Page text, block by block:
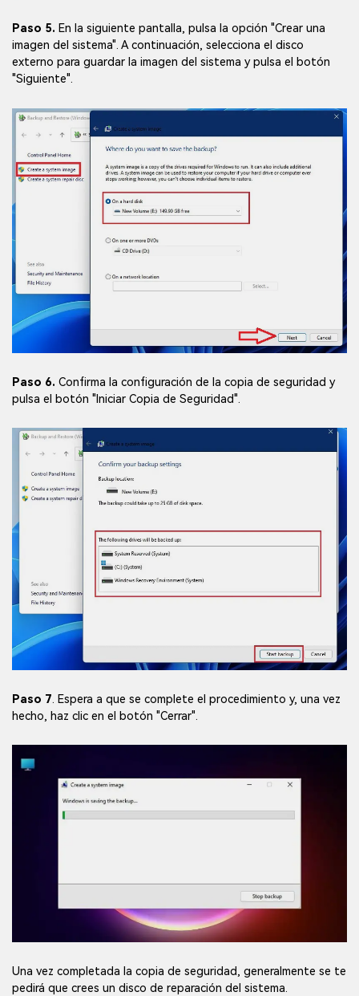
Paso 5. En la siguiente pantalla, pulsa la opción "Crear una
imagen del sistema". A continuación, selecciona el disco
externo para guardar la imagen del sistema y pulsa el botón
"Siguiente".
Paso 6. Confirma la configuración de la copia de seguridad y
pulsa el botón "Iniciar Copia de Seguridad".
Paso 7. Espera a que se complete el procedimiento y, una vez
hecho, haz clic en el botón "Cerrar".
Una vez completada la copia de seguridad, generalmente se te
pedirá que crees un disco de reparación del sistema.